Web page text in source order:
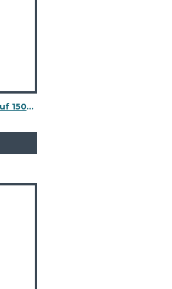
Гипсокартон Knauf 1500х600х12,5 мм